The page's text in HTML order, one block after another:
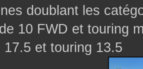
doublant les
10 FWD et touring
17.5 et touring 13.5